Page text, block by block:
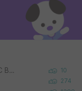
Korea University 수학, 컴퓨터과학 이학사, UC Berkeley 산업공학 대학원 공학박사가 되는 것은 쉽지 않겠죠? 10
274